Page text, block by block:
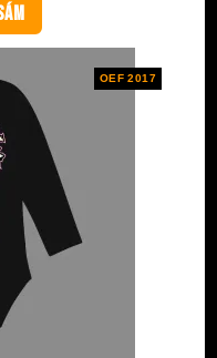
OEF 2017